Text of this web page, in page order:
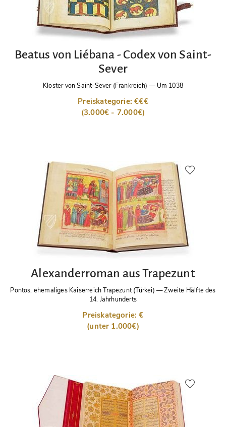
Beatus von Liébana - Codex von Saint-
Sever
Kloster von Saint-Sever (Frankreich) — Um 1038
Preiskategorie: €€€
(3.000€ - 7.000€)
Alexanderroman aus Trapezunt
Pontos, ehemaliges Kaiserreich Trapezunt (Türkei) —Zweite Hälfte des
14. Jahrhunderts
Preiskategorie: €
(unter 1.000€)